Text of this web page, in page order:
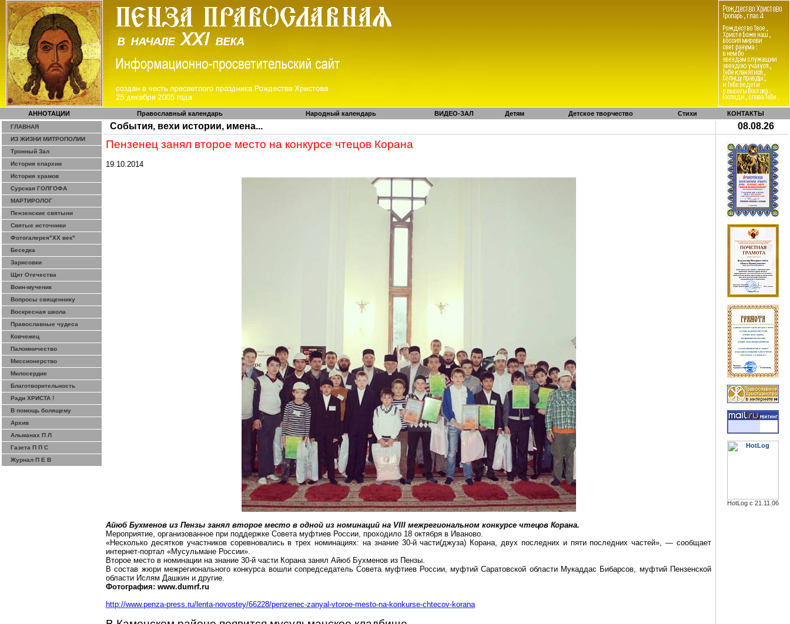
АННОТАЦИИ Православный календарь Народный календарь ВИДЕО-ЗАЛ Детям Детское творчество Стихи КОНТАКТЫ
ГЛАВНАЯ
ИЗ ЖИЗНИ МИТРОПОЛИИ
Тронный Зал
История епархии
История храмов
Сурская ГОЛГОФА
МАРТИРОЛОГ
Пензенские святыни
Святые источники
Фотогалерея"ХХ век"
Беседка
Зарисовки
Щит Отечества
Воин-мученик
Вопросы священнику
Воскресная школа
Православные чудеса
Ковчежец
Паломничество
Миссионерство
Милосердие
Благотворительность
Ради ХРИСТА !
В помощь болящему
Архив
Альманах П Л
Газета П П С
Журнал П Е В
События, вехи истории, имена... 08.08.26
Пензенец занял второе место на конкурсе чтецов Корана
19.10.2014
Айюб Бухменов из Пензы занял второе место в одной из номинаций на VIII межрегиональном конкурсе чтецов Корана.
Мероприятие, организованное при поддержке Совета муфтиев России, проходило 18 октября в Иваново.
«Несколько десятков участников соревновались в трех номинациях: на знание 30-й части(джуза) Корана, двух последних и пяти последних частей», — сообщает
интернет-портал «Мусульмане России».
Второе место в номинации на знание 30-й части Корана занял Айюб Бухменов из Пензы.
В состав жюри межрегионального конкурса вошли сопредседатель Совета муфтиев России, муфтий Саратовской области Мукаддас Бибарсов, муфтий Пензенской
области Ислям Дашкин и другие.
Фотография: www.dumrf.ru
http://www.penza-press.ru/lenta-novostey/66228/penzenec-zanyal-vtoroe-mesto-na-konkurse-chtecov-korana
HotLog с 21.11.06